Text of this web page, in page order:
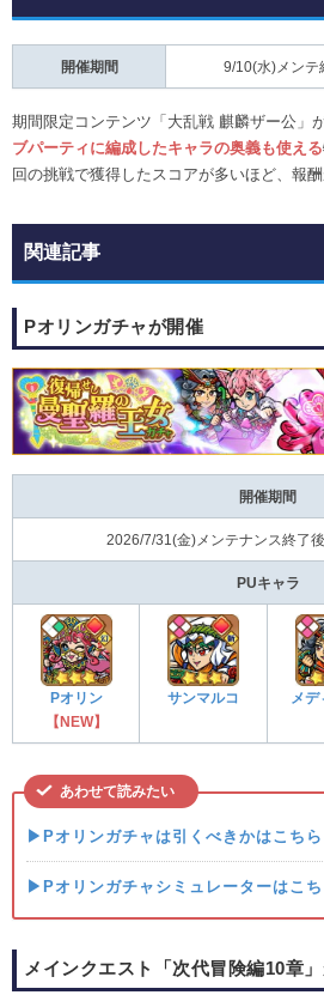
開催期間 9/10(水)メンテ
期間限定コンテンツ「大乱戦 麒麟ザー公」
ブパーティに編成したキャラの奥義も使える
回の挑戦で獲得したスコアが多いほど、報酬
関連記事
Pオリンガチャが開催
開催期間
2026/7/31(金)メンテナンス終了
PUキャラ
Pオリン
【NEW】
サンマルコ メ
あわせて読みたい
▶Pオリンガチャは引くべきかはこちら
▶Pオリンガチャシミュレーターはこち
メインクエスト「次代冒険編10章